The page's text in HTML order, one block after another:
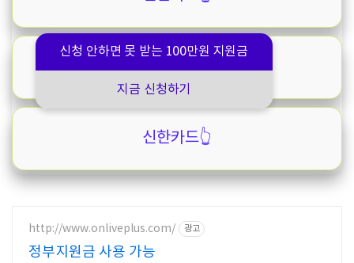
신청 안하면 못 받는 100만원 지원금
지금 신청하기
삼성카드👆️
신한카드👆️
http://www.onliveplus.com/ 광고
정부지원금 사용 가능